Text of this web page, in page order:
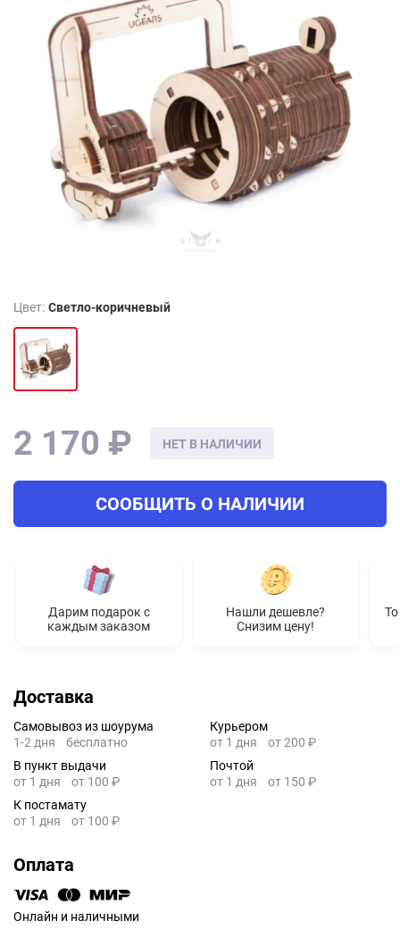
Цвет: Светло-коричневый
НЕТ В НАЛИЧИИ
2 170 ₽
СООБЩИТЬ О НАЛИЧИИ
Дарим подарок с
каждым заказом
Нашли дешевле?
Снизим цену!
Доставка
Самовывоз из шоурума
1-2 дня
бесплатно
Курьером
от 1 дня
от 200 ₽
В пункт выдачи
от 1 дня
от 100 ₽
Почтой
от 1 дня
от 150 ₽
К постамату
от 1 дня
от 100 ₽
Оплата
Онлайн и наличными